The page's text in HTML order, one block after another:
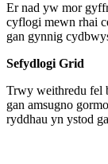
Er nad yw mor
cyflogi mewn rhai
gan gynnig
Sefydlogi Grid
Trwy weithredu fel
gan amsugno
ryddhau yn ystod